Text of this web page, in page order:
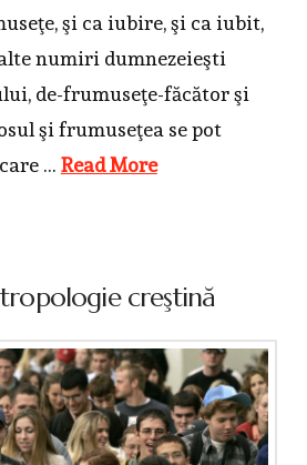
şi ca iubire, şi ca iubit,
numiri dumnezeieşti
de-frumuseţe-făcător şi
şi frumuseţea se pot
… Read More
creştină